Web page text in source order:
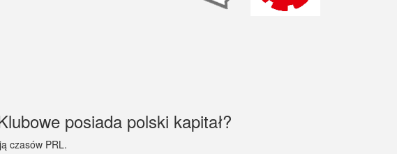
posiada polski kapitał?
czasów PRL.